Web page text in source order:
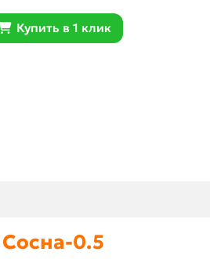
Купить в 1 клик
0.5